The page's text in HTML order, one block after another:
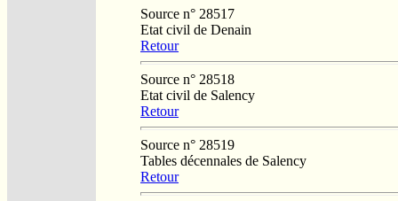
Source n° 28517
Etat civil de Denain
Retour
Source n° 28518
Etat civil de Salency
Retour
Source n° 28519
Tables décennales de Salency
Retour